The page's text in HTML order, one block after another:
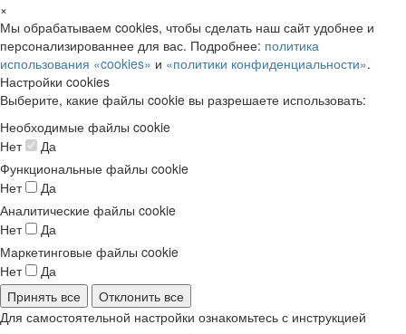
×
Мы обрабатываем cookies, чтобы сделать наш сайт удобнее и
персонализированнее для вас. Подробнее: политика
использования «cookies» и «политики конфиденциальности».
Настройки cookies
Выберите, какие файлы cookie вы разрешаете использовать:
Необходимые файлы cookie
Нет
Да
Функциональные файлы cookie
Нет
Да
Аналитические файлы cookie
Нет
Да
Маркетинговые файлы cookie
Нет
Да
Принять все
Отклонить все
Для самостоятельной настройки ознакомьтесь с инструкцией